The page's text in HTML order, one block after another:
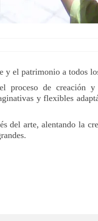
y el patrimonio a todos
proceso de creación
y flexibles
del arte, alentando la